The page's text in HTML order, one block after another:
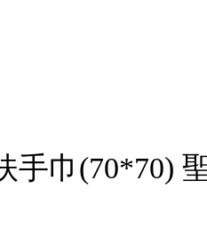
手巾(70*70)